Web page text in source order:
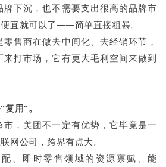
下沉，也不需要支出很高的品牌市
宜就可以了——简单直接粗暴。
售商在做去中间化、去经销环节，
打市场，它有更大毛利空间来做到
用”。
，美团不一定有优势，它毕竟是一
网公司，跨界有点大。
、即时零售领域的资源禀赋、能